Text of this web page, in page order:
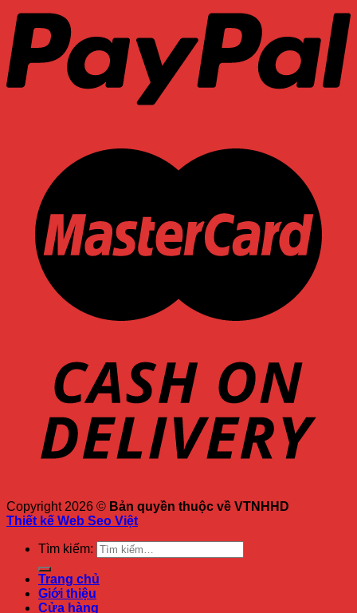
Copyright 2026 © Bản quyền thuộc về VTNHHD
Thiết kế Web Seo Việt
Tìm kiếm:
Trang chủ
Giới thiệu
Cửa hàng